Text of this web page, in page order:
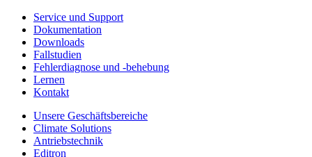
Service und Support
Dokumentation
Downloads
Fallstudien
Fehlerdiagnose und -behebung
Lernen
Kontakt
Unsere Geschäftsbereiche
Climate Solutions
Antriebstechnik
Editron